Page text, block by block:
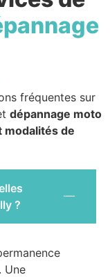
fréquentes sur
dépannage moto
modalités de
?
Une